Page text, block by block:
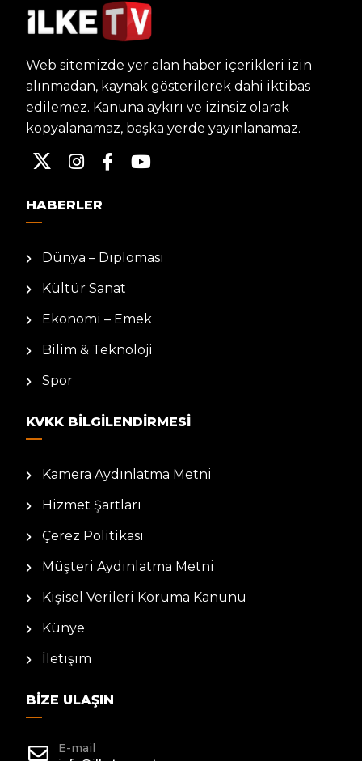
Web sitemizde yer alan haber içerikleri izin
alınmadan, kaynak gösterilerek dahi iktibas
edilemez. Kanuna aykırı ve izinsiz olarak
kopyalanamaz, başka yerde yayınlanamaz.
HABERLER
Dünya – Diplomasi
Kültür Sanat
Ekonomi – Emek
Bilim & Teknoloji
Spor
KVKK BILGILENDIRMESI
Kamera Aydınlatma Metni
Hizmet Şartları
Çerez Politikası
Müşteri Aydınlatma Metni
Kişisel Verileri Koruma Kanunu
Künye
İletişim
BIZE ULAŞIN
E-mail